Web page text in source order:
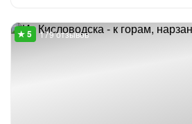
179 отзывов